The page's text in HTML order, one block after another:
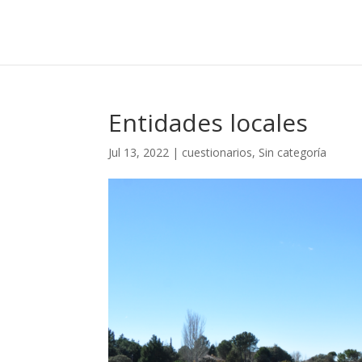
Entidades locales
Jul 13, 2022 | cuestionarios, Sin categoría